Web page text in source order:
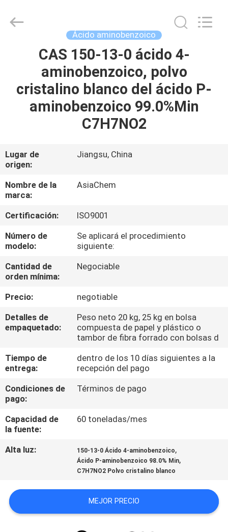
HOGAR
PRODUCTOS
VIAJE
DE
LA
FÁBRICA
CONTROL
DE
ÉNTRENOS
EN
CONTACTO
CON
NOTICIAS
CASOS
DEL
SITIO
Ácido aminobenzoico
CAS 150-13-0 ácido 4-
aminobenzoico, polvo
cristalino blanco del ácido P-
aminobenzoico 99.0%Min
C7H7NO2
Lugar de
origen:
Jiangsu, China
Nombre de la
marca:
AsiaChem
Certificación:
ISO9001
Número de
modelo:
Se aplicará el procedimiento
siguiente:
Cantidad de
orden mínima:
Negociable
Precio:
negotiable
Detalles de
empaquetado:
Peso neto 20 kg, 25 kg en bolsa
compuesta de papel y plástico o
tambor de fibra forrado con bolsas d
Tiempo de
entrega:
dentro de los 10 días siguientes a la
recepción del pago
Condiciones de
pago:
Términos de pago
Capacidad de
la fuente:
60 toneladas/mes
Alta luz: 150-13-0 Ácido 4-aminobenzoico,
Ácido P-aminobenzoico 98.0% Min,
C7H7NO2 Polvo cristalino blanco
MEJOR PRECIO